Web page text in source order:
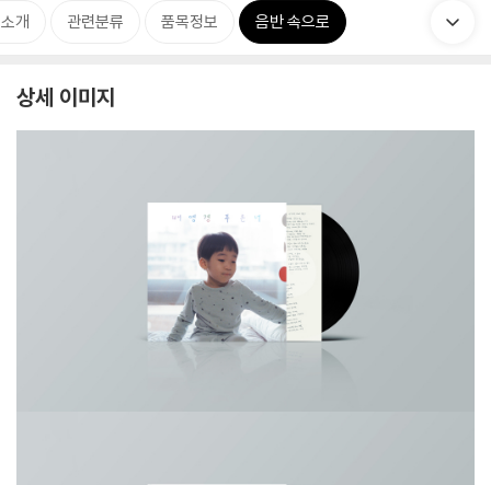
개 관련분류 품목정보 음반 속으로
상세 이미지